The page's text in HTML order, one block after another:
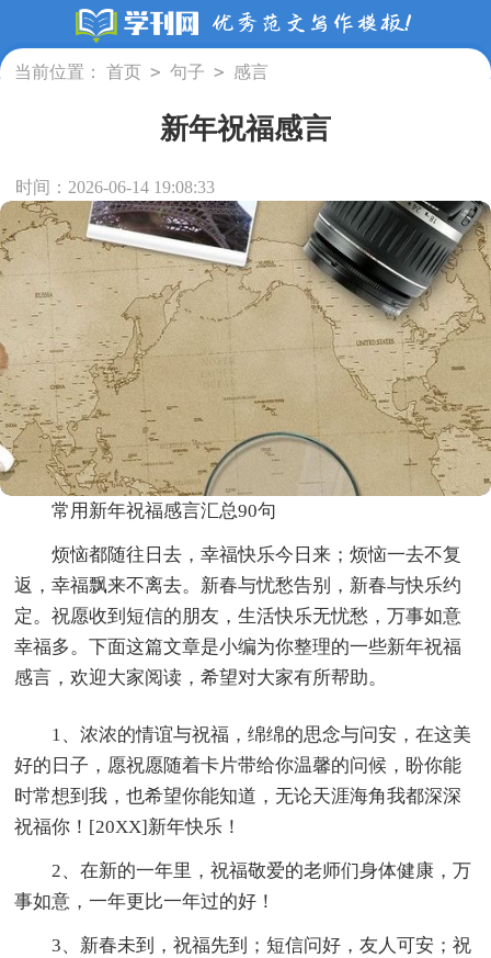
当前位置： 首页 > 句子 > 感言
新年祝福感言
时间：2026-06-14 19:08:33
常用新年祝福感言汇总90句
烦恼都随往日去，幸福快乐今日来；烦恼一去不复
返，幸福飘来不离去。新春与忧愁告别，新春与快乐约
定。祝愿收到短信的朋友，生活快乐无忧愁，万事如意
幸福多。下面这篇文章是小编为你整理的一些新年祝福
感言，欢迎大家阅读，希望对大家有所帮助。
1、浓浓的情谊与祝福，绵绵的思念与问安，在这美
好的日子，愿祝愿随着卡片带给你温馨的问候，盼你能
时常想到我，也希望你能知道，无论天涯海角我都深深
祝福你！[20XX]新年快乐！
2、在新的一年里，祝福敬爱的老师们身体健康，万
事如意，一年更比一年过的好！
3、新春未到，祝福先到；短信问好，友人可安；祝